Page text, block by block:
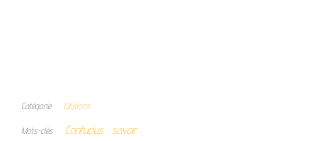
Catégorie Citations
Mots-clés Confucius savoir